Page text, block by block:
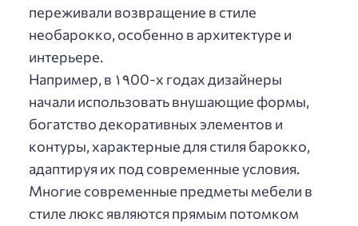
переживали возвращение в стиле
необарокко, особенно в архитектуре и
интерьере.
Например, в ۱۹00-х годах дизайнеры
начали использовать внушающие формы,
богатство декоративных элементов и
контуры, характерные для стиля барокко,
адаптируя их под современные условия.
Многие современные предметы мебели в
стиле люкс являются прямым потомком